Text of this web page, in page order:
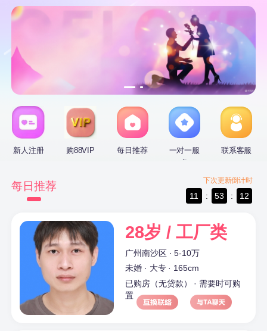
新人注册 购88VIP 每日推荐
一对一服
务
联系客服
每日推荐 下次更新倒计时
11 : 53 : 12
28岁 / 工厂类
广州南沙区 · 5-10万
未婚 · 大专 · 165cm
已购房（无贷款） · 需要时可购
置